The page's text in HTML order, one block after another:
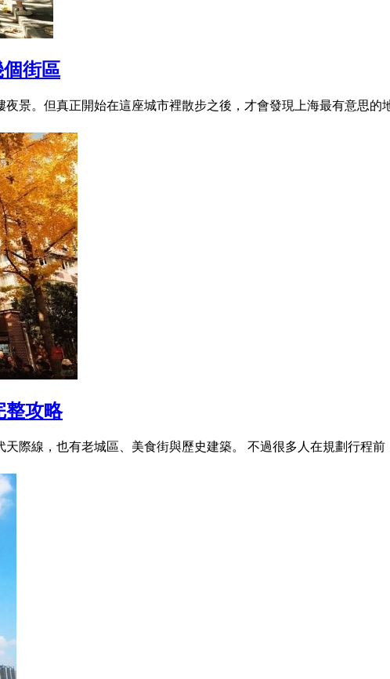
街區
景。但真正開始在這座城市裡散步之後，才會發現上海最有意思的
整攻略
際線，也有老城區、美食街與歷史建築。 不過很多人在規劃行程